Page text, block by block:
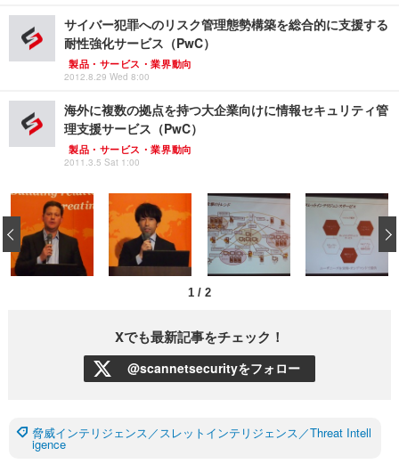
サイバー犯罪へのリスク管理態勢構築を総合的に支援する
耐性強化サービス（PwC）
製品・サービス・業界動向
2012.8.29 Wed 8:00
海外に複数の拠点を持つ大企業向けに情報セキュリティ管
理支援サービス（PwC）
製品・サービス・業界動向
2011.3.5 Sat 1:00
1 / 2
‹
Xでも最新記事をチェック！
@scannetsecurityをフォロー
脅威インテリジェンス／スレットインテリジェンス／Threat Intell
igence